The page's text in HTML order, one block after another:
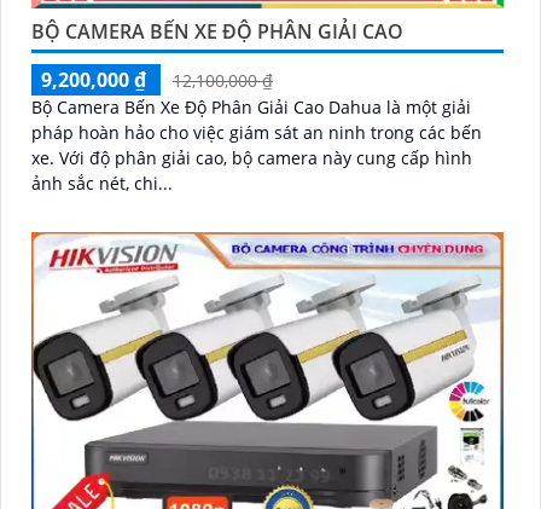
BỘ CAMERA BẾN XE ĐỘ PHÂN GIẢI CAO
9,200,000 ₫
12,100,000 ₫
Bộ Camera Bến Xe Độ Phân Giải Cao Dahua là một giải
pháp hoàn hảo cho việc giám sát an ninh trong các bến
xe. Với độ phân giải cao, bộ camera này cung cấp hình
ảnh sắc nét, chi...